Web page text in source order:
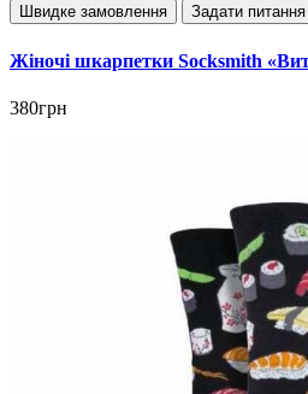
Швидке замовлення
Задати питання
Жіночі шкарпетки Socksmith
380грн